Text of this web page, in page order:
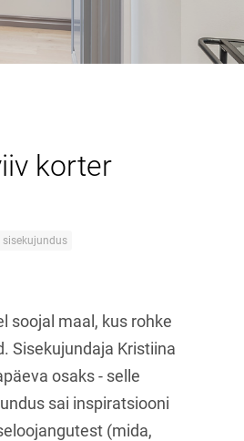
korter
soojal maal, kus rohke
Sisekujundaja Kristiina
osaks - selle
sai inspiratsiooni
(mida,